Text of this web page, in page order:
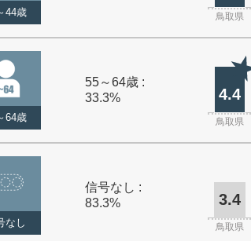
44歳 鳥取県
64歳
55～64歳 :
33.3%
4.4
鳥取県
なし
信号なし :
83.3%
3.4
鳥取県